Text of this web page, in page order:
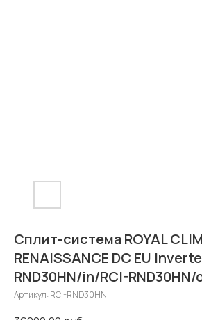
Сплит-система ROYAL
RENAISSANCE DC EU
RND30HN/in/RCI-
Артикул: RCI-RND30HN